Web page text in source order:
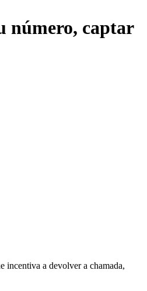
número, captar
incentiva a devolver a chamada,